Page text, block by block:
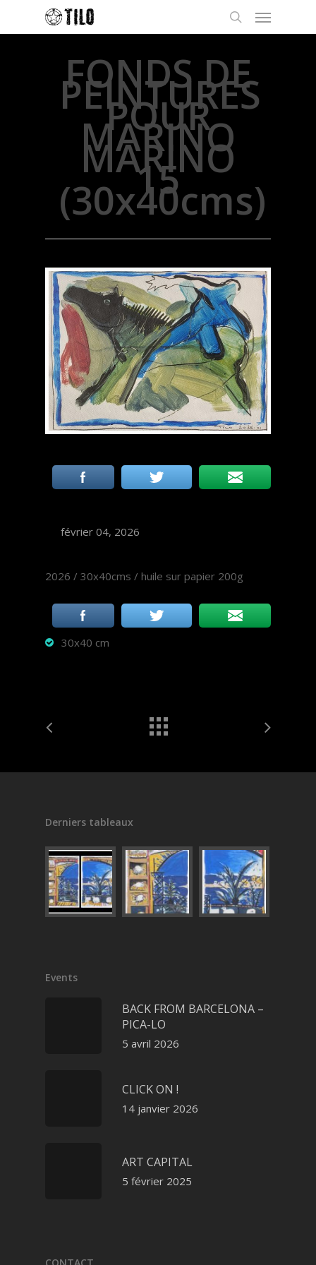
FONDS DE
PEINTURES
POUR
MARINO
MARINO
15
(30x40cms)
février 04, 2026
2026 / 30x40cms / huile sur papier 200g
30x40 cm
Derniers tableaux
Events
BACK FROM BARCELONA –
PICA-LO
5 avril 2026
CLICK ON !
14 janvier 2026
ART CAPITAL
5 février 2025